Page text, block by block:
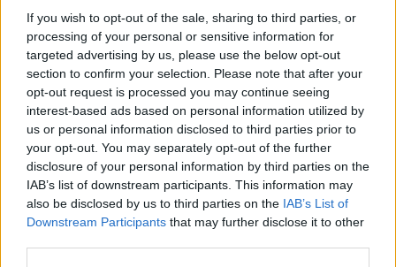
If you wish to opt-out of the sale, sharing to third parties, or
processing of your personal or sensitive information for
targeted advertising by us, please use the below opt-out
section to confirm your selection. Please note that after your
opt-out request is processed you may continue seeing
interest-based ads based on personal information utilized by
us or personal information disclosed to third parties prior to
your opt-out. You may separately opt-out of the further
disclosure of your personal information by third parties on the
IAB’s list of downstream participants. This information may
also be disclosed by us to third parties on the IAB’s List of
Downstream Participants that may further disclose it to other
MTI
2018. szeptember 27. 15:56
Hagyományos kínai orvoslást alkalmazó központ
és egy hozzá kapcsolódó apartman park alapkövét
rakták le csütörtökön Celldömölkön, a Vulkán
Gyógy- és Élményfürdő szomszédságában.
Portfolio Private Health Forum 2018Mi várható a magyar